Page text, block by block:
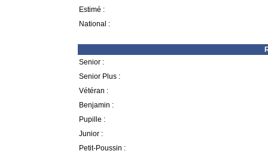
Estimé :
National :
Senior :
Senior Plus :
Vétéran :
Benjamin :
Pupille :
Junior :
Petit-Poussin :